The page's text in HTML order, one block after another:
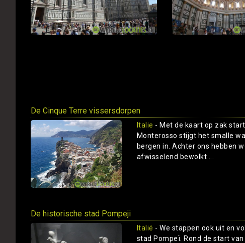
De Cinque Terre vissersdorpen
Italie - Met de kaart op zak
Monterosso stijgt het smalle
bergen in. Achter ons hebben
afwisselend bewolkt ...
De historische stad Pompeji
Italië - We stappen ook uit en
stad Pompeï. Rond de start